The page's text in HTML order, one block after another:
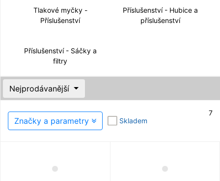
Tlakové myčky -
Příslušenství
Příslušenství - Hubice a
příslušenství
Příslušenství - Sáčky a
filtry
Nejprodávanější
7
Značky a parametry Skladem